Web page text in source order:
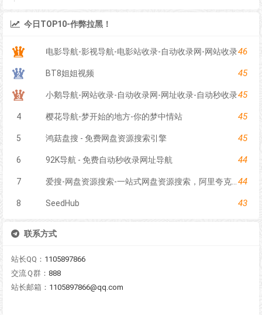
今日TOP10-作弊拉黑！
电影导航-影视导航-电影站收录-自动收录网-网站收录46
BT8姐姐视频 45
小鹅导航-网站收录-自动收录网-网址收录-自动秒收录45
4 樱花导航-梦开始的地方-你的梦中情站 45
5 鸿菇盘搜 - 免费网盘资源搜索引擎 45
6 92K导航 - 免费自动秒收录网址导航 44
7 爱搜-网盘资源搜索-一站式网盘资源搜索，阿里夸克百度迅雷UC全聚合44
8 SeedHub 43
联系方式
站长QQ： 1105897866
交流Ｑ群： 888
站长邮箱： 1105897866@qq.com